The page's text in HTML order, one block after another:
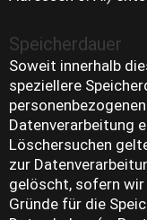
Speicherdauer
Soweit innerhalb
speziellere
Datenverarbeitung
Löschersuchen
zur
gelöscht, sofern
Gründe für die